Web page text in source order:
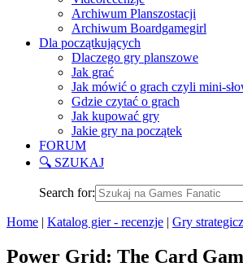
Archiwum Planszostacji
Archiwum Boardgamegirl
Dla początkujących
Dlaczego gry planszowe
Jak grać
Jak mówić o grach czyli mini-
Gdzie czytać o grach
Jak kupować gry
Jakie gry na początek
FORUM
🔍 SZUKAJ
Search for:
Home | Katalog gier - recenzje | Gry
Power Grid: The Card